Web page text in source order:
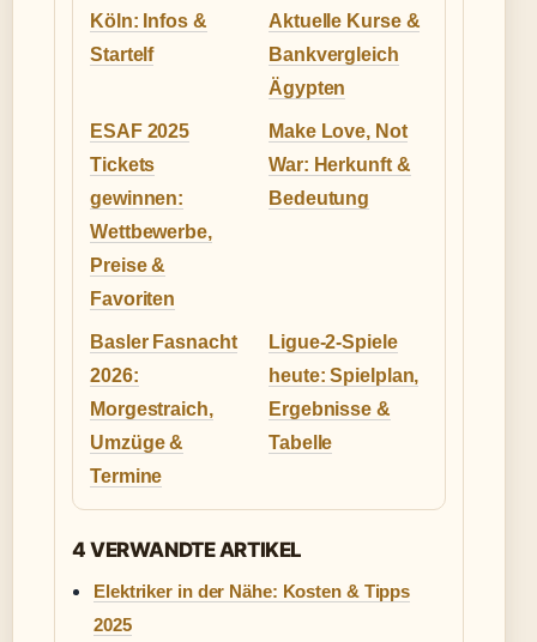
Köln: Infos &
Startelf
Aktuelle Kurse &
Bankvergleich
Ägypten
ESAF 2025
Tickets
gewinnen:
Wettbewerbe,
Preise &
Favoriten
Make Love, Not
War: Herkunft &
Bedeutung
Basler Fasnacht
2026:
Morgestraich,
Umzüge &
Termine
Ligue-2-Spiele
heute: Spielplan,
Ergebnisse &
Tabelle
4 VERWANDTE ARTIKEL
Elektriker in der Nähe: Kosten & Tipps
2025